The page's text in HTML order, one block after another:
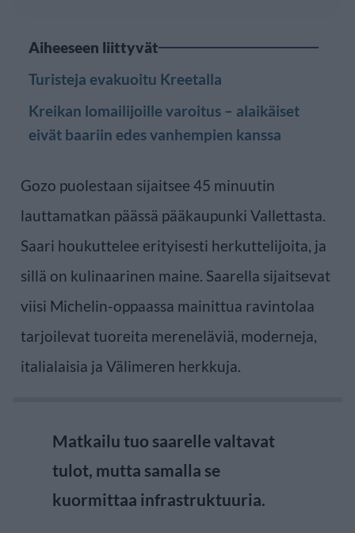
Aiheeseen liittyvät
Turisteja evakuoitu Kreetalla
Kreikan lomailijoille varoitus – alaikäiset
eivät baariin edes vanhempien kanssa
Gozo puolestaan sijaitsee 45 minuutin
lauttamatkan päässä pääkaupunki Vallettasta.
Saari houkuttelee erityisesti herkuttelijoita, ja
sillä on kulinaarinen maine. Saarella sijaitsevat
viisi Michelin-oppaassa mainittua ravintolaa
tarjoilevat tuoreita mereneläviä, moderneja,
italialaisia ​​ja Välimeren herkkuja.
Matkailu tuo saarelle valtavat
tulot, mutta samalla se
kuormittaa infrastruktuuria.